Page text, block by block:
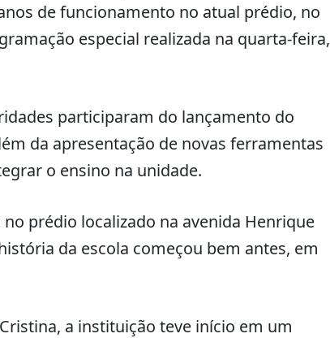
de funcionamento no atual prédio, no
especial realizada na quarta-feira,
participaram do lançamento do
da apresentação de novas ferramentas
o ensino na unidade.
prédio localizado na avenida Henrique
da escola começou bem antes, em
a instituição teve início em um